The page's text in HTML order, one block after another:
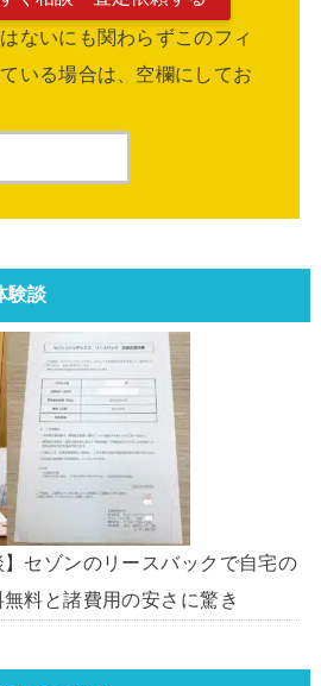
ないにも関わらずこのフィ
いる場合は、空欄にしてお
験談
】セゾンのリースバックで自宅の
料と諸費用の安さに驚き